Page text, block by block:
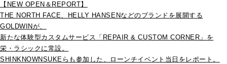
【NEW OPEN＆REPORT】
THE NORTH FACE、HELLY HANSENなどのブランドを展開する
GOLDWINが、
新たな体験型カスタムサービス「REPAIR & CUSTOM CORNER」を
栄・ラシックに常設。
SHINKNOWNSUKEらも参加した、ローンチイベント当日をレポート。